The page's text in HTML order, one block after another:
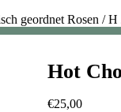
geordnet Rosen /H
Hot
€25,00